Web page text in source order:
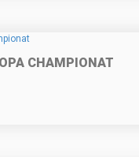
CHAMPIONAT